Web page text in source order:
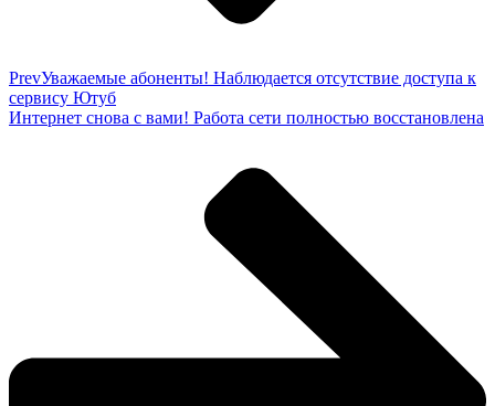
PrevУважаемые абоненты! Наблюдается отсутствие доступа к
сервису Ютуб
Интернет снова с вами! Работа сети полностью восстановлена